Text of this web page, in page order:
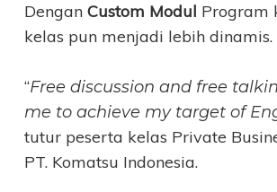
Dengan Custom Modul Program
kelas pun menjadi lebih dinamis.
“Free discussion and free
me to achieve my target of
tutur peserta kelas Private
PT. Komatsu Indonesia.